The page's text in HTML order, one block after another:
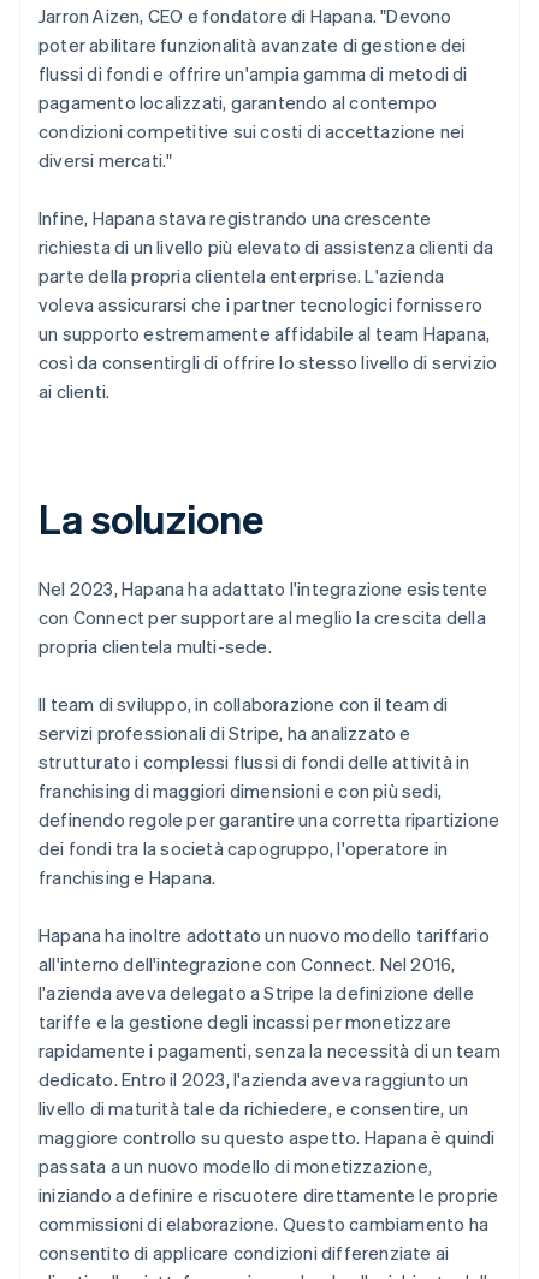
Jarron Aizen, CEO e fondatore di Hapana. "Devono
poter abilitare funzionalità avanzate di gestione dei
flussi di fondi e offrire un'ampia gamma di metodi di
pagamento localizzati, garantendo al contempo
condizioni competitive sui costi di accettazione nei
diversi mercati."
Infine, Hapana stava registrando una crescente
richiesta di un livello più elevato di assistenza clienti da
parte della propria clientela enterprise. L'azienda
voleva assicurarsi che i partner tecnologici fornissero
un supporto estremamente affidabile al team Hapana,
così da consentirgli di offrire lo stesso livello di servizio
ai clienti.
La soluzione
Nel 2023, Hapana ha adattato l'integrazione esistente
con Connect per supportare al meglio la crescita della
propria clientela multi-sede.
Il team di sviluppo, in collaborazione con il team di
servizi professionali di Stripe, ha analizzato e
strutturato i complessi flussi di fondi delle attività in
franchising di maggiori dimensioni e con più sedi,
definendo regole per garantire una corretta ripartizione
dei fondi tra la società capogruppo, l'operatore in
franchising e Hapana.
Hapana ha inoltre adottato un nuovo modello tariffario
all'interno dell'integrazione con Connect. Nel 2016,
l'azienda aveva delegato a Stripe la definizione delle
tariffe e la gestione degli incassi per monetizzare
rapidamente i pagamenti, senza la necessità di un team
dedicato. Entro il 2023, l'azienda aveva raggiunto un
livello di maturità tale da richiedere, e consentire, un
maggiore controllo su questo aspetto. Hapana è quindi
passata a un nuovo modello di monetizzazione,
iniziando a definire e riscuotere direttamente le proprie
commissioni di elaborazione. Questo cambiamento ha
consentito di applicare condizioni differenziate ai